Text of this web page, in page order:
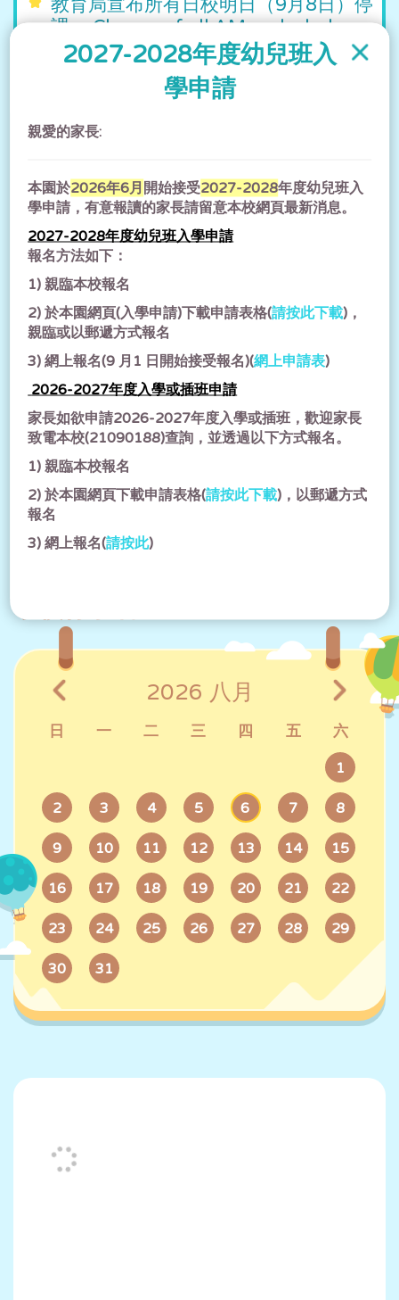
2027-2028年度幼兒班入
學申請
親愛的家長:
本園於2026年6月 開始接受2027-2028年度幼兒班入
學申請，有意報讀的家長請留意本校網頁最新消息。
2027-2028年度幼兒班入學申請
報名方法如下：
1) 親臨本校報名
2)於本園網頁(入學申請)下載申請表格(請按此下載)，
親臨或以郵遞方式報名
3)網上報名(9 月1 日開始接受報名)(網上申請表)
2026-2027年度入學或插班申請
家長如欲申請2026-2027年度入學或插班，歡迎家長
致電本校(21090188)查詢，並透過以下方式報名。
1) 親臨本校報名
2)於本園網頁下載申請表格(請按此下載)，以郵遞方式
報名
3)網上報名(請按此)
教育局宣布所有日校明日（9月8日）停
課。 Classes of all AM and whole-
day schools will be suspended
教育局宣布所有日校（包括中學、小學、特殊學
校、幼稚園及幼稚園暨幼兒中心）明日（9月8日）
停課。 請家長密切留意教育局的最新消息。 Class...
教育局宣布所有下午校今日下午停課
Classes of all PM schools are
suspended this afternoon.
所有下午校今日（七月十日）下午停課。正在上課
的上午校及全日制學校繼續上課，直至放學時間，
2025-07-10
可譽入學資訊日2025(小學) Ho Yu
Information Day 2025(Primary)
2025-05-02
學校行事曆
2026 八月
日 一 二 三 四 五 六
1
2 3 4 5 6 7 8
9 10 11 12 13 14 15
16 17 18 19 20 21 22
23 24 25 26 27 28 29
30 31